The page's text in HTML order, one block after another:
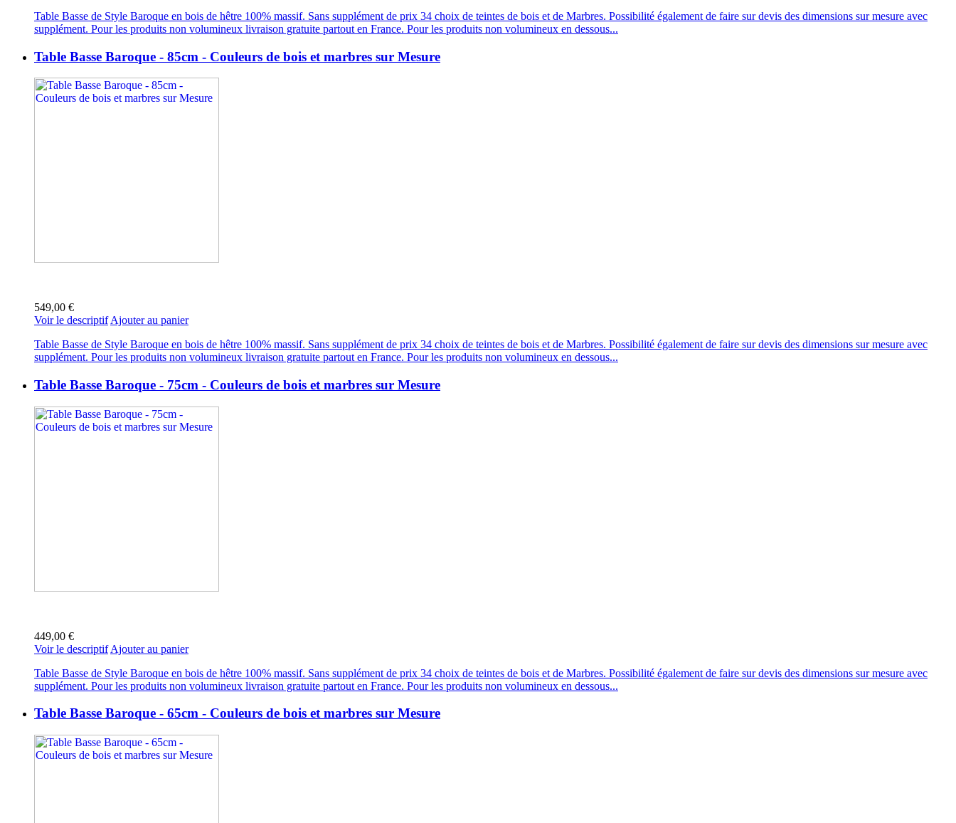
Table Basse de Style Baroque en bois de hêtre 100% massif. Sans supplément de prix 34 choix de teintes de bois et de Marbres. Possibilité également de faire sur devis des dimensions sur mesure avec
supplément. Pour les produits non volumineux livraison gratuite partout en France. Pour les produits non volumineux en dessous...
Table Basse Baroque - 85cm - Couleurs de bois et marbres sur Mesure
549,00 €
Voir le descriptif Ajouter au panier
Table Basse de Style Baroque en bois de hêtre 100% massif. Sans supplément de prix 34 choix de teintes de bois et de Marbres. Possibilité également de faire sur devis des dimensions sur mesure avec
supplément. Pour les produits non volumineux livraison gratuite partout en France. Pour les produits non volumineux en dessous...
Table Basse Baroque - 75cm - Couleurs de bois et marbres sur Mesure
449,00 €
Voir le descriptif Ajouter au panier
Table Basse de Style Baroque en bois de hêtre 100% massif. Sans supplément de prix 34 choix de teintes de bois et de Marbres. Possibilité également de faire sur devis des dimensions sur mesure avec
supplément. Pour les produits non volumineux livraison gratuite partout en France. Pour les produits non volumineux en dessous...
Table Basse Baroque - 65cm - Couleurs de bois et marbres sur Mesure